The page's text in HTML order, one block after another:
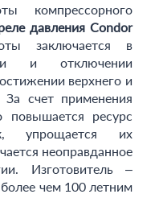
компрессорного
давления Condor
заключается в
и отключении
верхнего и
счет применения
повышается ресурс
упрощается их
неоправданное
Изготовитель –
чем 100 летним